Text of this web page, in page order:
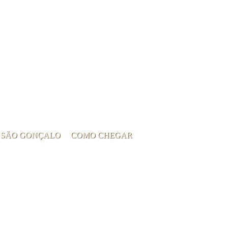
GONÇALO COMO CHEGAR